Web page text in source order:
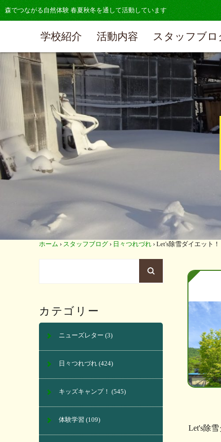
森でつながる自然体験 春夏秋冬を通して活動しています
学校紹介 活動内容 スタッフブロ
ホーム › スタッフブログ › 日々つれづれ › Let's除雪ダイエット
Let's除
カテゴリー
ニューズレター (3)
日々つれづれ (424)
キッズキャンプ！ (545)
体験学習 (109)